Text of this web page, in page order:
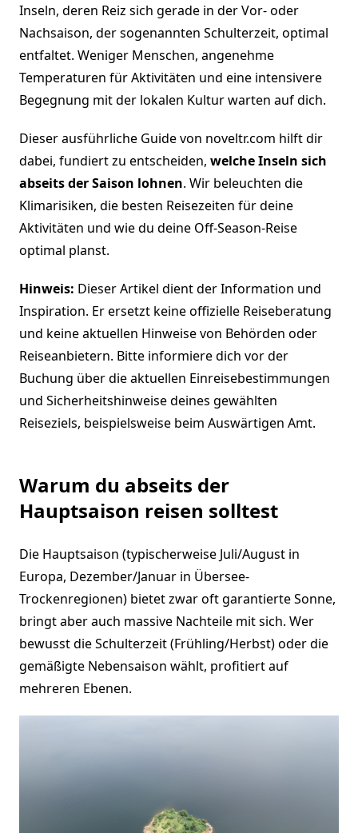
Inseln, deren Reiz sich gerade in der Vor- oder
Nachsaison, der sogenannten Schulterzeit, optimal
entfaltet. Weniger Menschen, angenehme
Temperaturen für Aktivitäten und eine intensivere
Begegnung mit der lokalen Kultur warten auf dich.
Dieser ausführliche Guide von noveltr.com hilft dir
dabei, fundiert zu entscheiden, welche Inseln sich
abseits der Saison lohnen. Wir beleuchten die
Klimarisiken, die besten Reisezeiten für deine
Aktivitäten und wie du deine Off-Season-Reise
optimal planst.
Hinweis: Dieser Artikel dient der Information und
Inspiration. Er ersetzt keine offizielle Reiseberatung
und keine aktuellen Hinweise von Behörden oder
Reiseanbietern. Bitte informiere dich vor der
Buchung über die aktuellen Einreisebestimmungen
und Sicherheitshinweise deines gewählten
Reiseziels, beispielsweise beim Auswärtigen Amt.
Warum du abseits der
Hauptsaison reisen solltest
Die Hauptsaison (typischerweise Juli/August in
Europa, Dezember/Januar in Übersee-
Trockenregionen) bietet zwar oft garantierte Sonne,
bringt aber auch massive Nachteile mit sich. Wer
bewusst die Schulterzeit (Frühling/Herbst) oder die
gemäßigte Nebensaison wählt, profitiert auf
mehreren Ebenen.